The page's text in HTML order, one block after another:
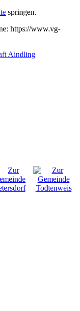
springen.
https://www.vg-